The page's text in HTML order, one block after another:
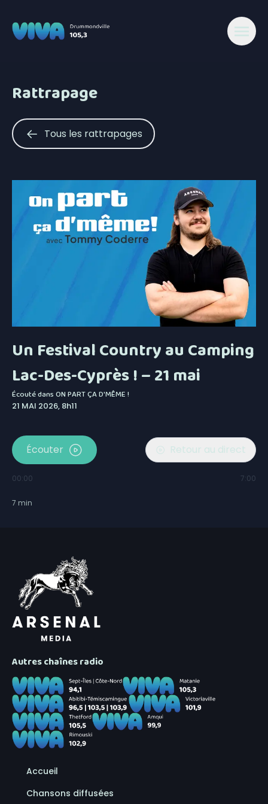
Rattrapage
Tous les rattrapages
Un Festival Country au Camping
Lac-Des-Cyprès ! – 21 mai
Écouté dansON PART ÇA D'MÊME !
21 MAI 2026, 8h11
Écouter Retour au direct
00:00 7:00
7 min
Autres chaînes radio
Accueil
Chansons diffusées